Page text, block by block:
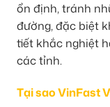
ổn định, tránh
đường, đặc biệt
tiết khắc nghiệt
các tỉnh.
Tại sao VinFast